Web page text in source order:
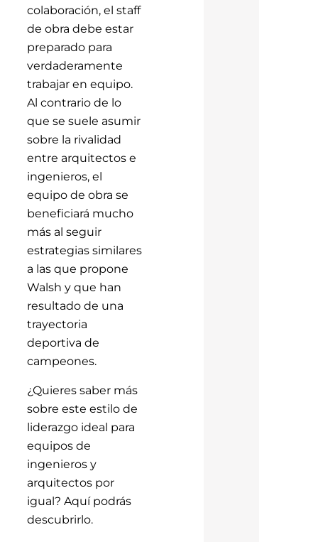
colaboración, el staff
de obra debe estar
preparado para
verdaderamente
trabajar en equipo.
Al contrario de lo
que se suele asumir
sobre la rivalidad
entre arquitectos e
ingenieros, el
equipo de obra se
beneficiará mucho
más al seguir
estrategias similares
a las que propone
Walsh y que han
resultado de una
trayectoria
deportiva de
campeones.
¿Quieres saber más
sobre este estilo de
liderazgo ideal para
equipos de
ingenieros y
arquitectos por
igual? Aquí podrás
descubrirlo.